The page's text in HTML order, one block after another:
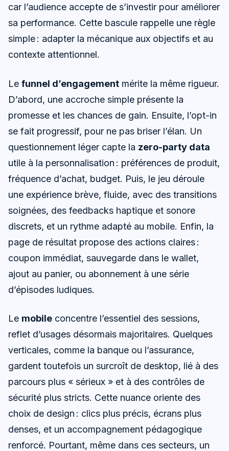
car l’audience accepte de s’investir pour améliorer
sa performance. Cette bascule rappelle une règle
simple : adapter la mécanique aux objectifs et au
contexte attentionnel.
Le funnel d’engagement mérite la même rigueur.
D’abord, une accroche simple présente la
promesse et les chances de gain. Ensuite, l’opt-in
se fait progressif, pour ne pas briser l’élan. Un
questionnement léger capte la zero-party data
utile à la personnalisation : préférences de produit,
fréquence d’achat, budget. Puis, le jeu déroule
une expérience brève, fluide, avec des transitions
soignées, des feedbacks haptique et sonore
discrets, et un rythme adapté au mobile. Enfin, la
page de résultat propose des actions claires :
coupon immédiat, sauvegarde dans le wallet,
ajout au panier, ou abonnement à une série
d’épisodes ludiques.
Le mobile concentre l’essentiel des sessions,
reflet d’usages désormais majoritaires. Quelques
verticales, comme la banque ou l’assurance,
gardent toutefois un surcroît de desktop, lié à des
parcours plus « sérieux » et à des contrôles de
sécurité plus stricts. Cette nuance oriente des
choix de design : clics plus précis, écrans plus
denses, et un accompagnement pédagogique
renforcé. Pourtant, même dans ces secteurs, un